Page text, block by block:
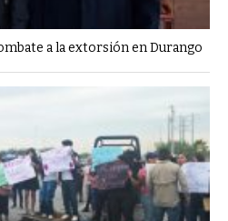
a la extorsión en Durango